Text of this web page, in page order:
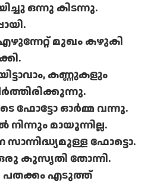
ഒന്നു കിടന്നു.
മുഖം കഴുകി
കണ്ണുകളും
ഫോട്ടോ ഓര്‍മ്മ വന്നു.
മായുന്നില്ല.
ഫോട്ടൊ.
ഒരു കുസൃതി തോന്നി.
പതക്കം എടുത്ത്